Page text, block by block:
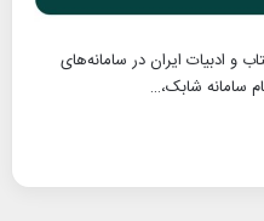
و ادبیات ایران در سامانه‌های
سامانه شابک،…